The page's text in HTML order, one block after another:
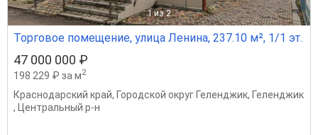
1 из 2
Торговое помещение, улица Ленина, 237.10 м², 1/1 эт.
47 000 000 ₽
198 229 ₽ за м2
Краснодарский край, Городской округ Геленджик, Геленджик
,
Центральный р-н